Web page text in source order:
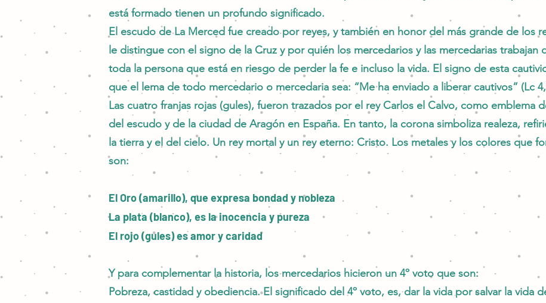
está formado tienen un profundo significado.
El escudo de La Merced fue creado por reyes, y también en honor del más grande de los
le distingue con el signo de la Cruz y por quién los mercedarios y las mercedarias trabajan
toda la persona que está en riesgo de perder la fe e incluso la vida. El signo de esta
que el lema de todo mercedario o mercedaria sea: “Me ha enviado a liberar cautivos” (Lc
Las cuatro franjas rojas (gules), fueron trazados por el rey Carlos el Calvo, como emblema
del escudo y de la ciudad de Aragón en España. En tanto, la corona simboliza realeza,
la tierra y el del cielo. Un rey mortal y un rey eterno: Cristo. Los metales y los colores que
son:
El Oro (amarillo), que expresa bondad y nobleza
La plata (blanco), es la inocencia y pureza
El rojo (gules) es amor y caridad
Y para complementar la historia, los mercedarios hicieron un 4º voto que son:
Pobreza, castidad y obediencia. El significado del 4º voto, es, dar la vida por salvar la vida